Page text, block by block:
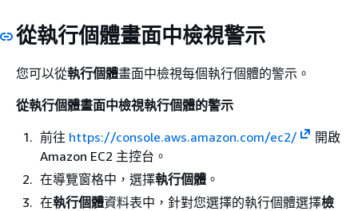
從執行個體畫面中檢視警示
您可以從執行個體畫面中檢視每個執行個體的警示。
從執行個體畫面中檢視執行個體的警示
前往 https://console.aws.amazon.com/ec2/
開啟
Amazon EC2 主控台。
在導覽窗格中，選擇執行個體 。
在執行個體資料表中，針對您選擇的執行個體選擇檢